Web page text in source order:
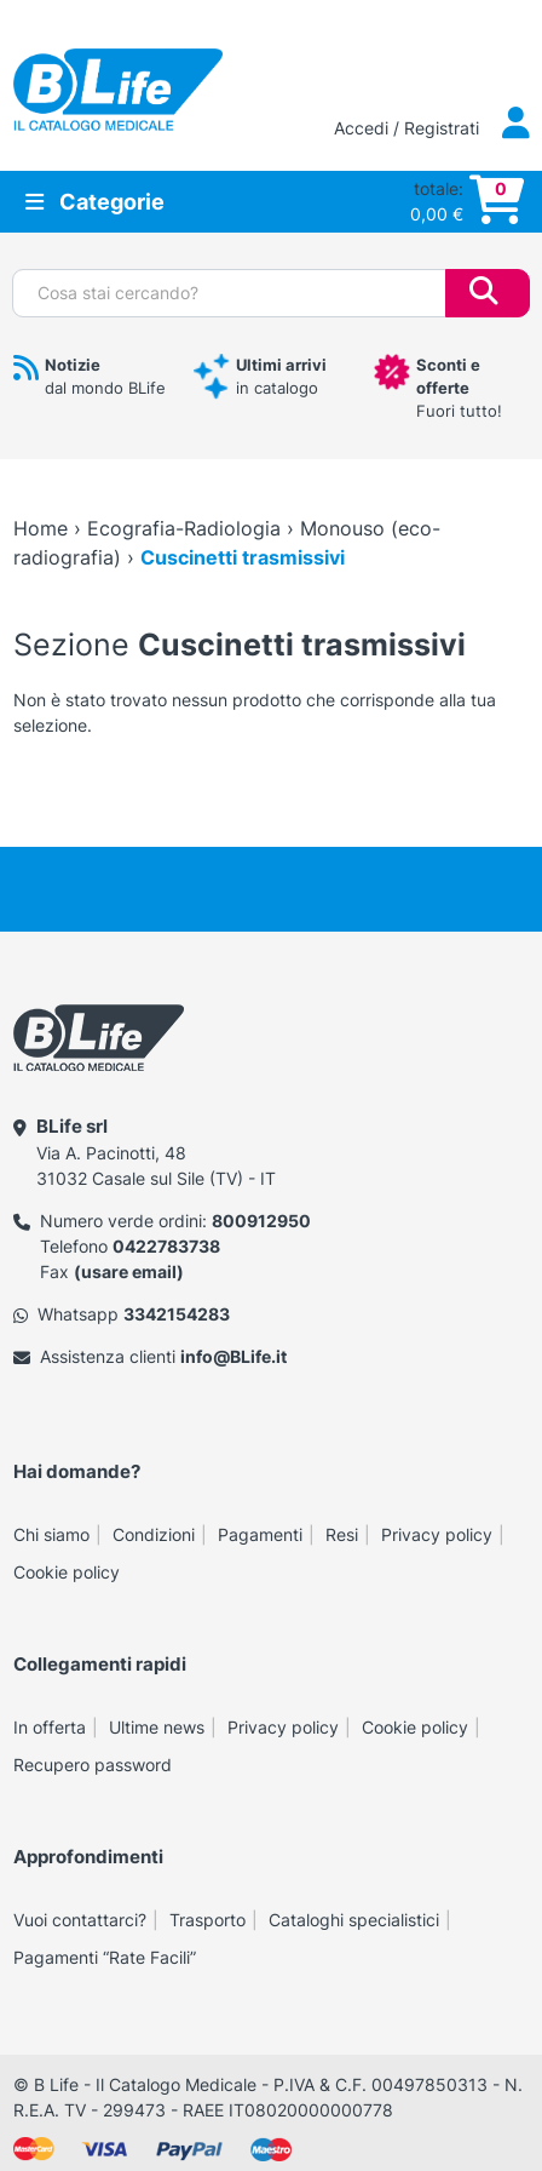
Vai al contenuto principale
Accedi / Registrati
Categorie
totale:
0,00 €
0
Cerca:
Notizie
dal mondo BLife
Ultimi arrivi
in catalogo
Sconti e
offerte
Fuori tutto!
Home› Ecografia-Radiologia › Monouso (eco-
radiografia) › Cuscinetti trasmissivi
Sezione Cuscinetti trasmissivi
Non è stato trovato nessun prodotto che corrisponde alla tua
selezione.
BLife srl
Via A. Pacinotti, 48
31032 Casale sul Sile (TV) - IT
Numero verde ordini: 800912950
Telefono 0422783738
Fax (usare email)
Whatsapp 3342154283
Assistenza clienti info@BLife.it
Hai domande?
Chi siamo Condizioni Pagamenti Resi
Privacy policy
Cookie policy
Collegamenti rapidi
In offerta Ultime news Privacy policy
Cookie policy
Recupero password
Approfondimenti
Vuoi contattarci? Trasporto
Cataloghi specialistici
Pagamenti “Rate Facili”
© B Life - Il Catalogo Medicale - P.IVA & C.F. 00497850313 - N.
R.E.A. TV - 299473 - RAEE IT08020000000778